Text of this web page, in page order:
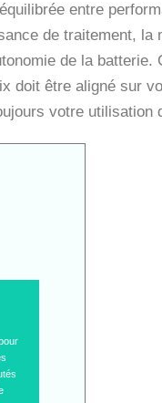
entre
de traitement, la
de la batterie.
doit être aligné sur
votre utilisation